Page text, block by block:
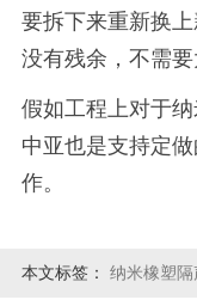
要拆下来重新换
没有残余，不需要
假如工程上对于
中亚也是支持定
作。
本文标签： 纳米橡塑隔